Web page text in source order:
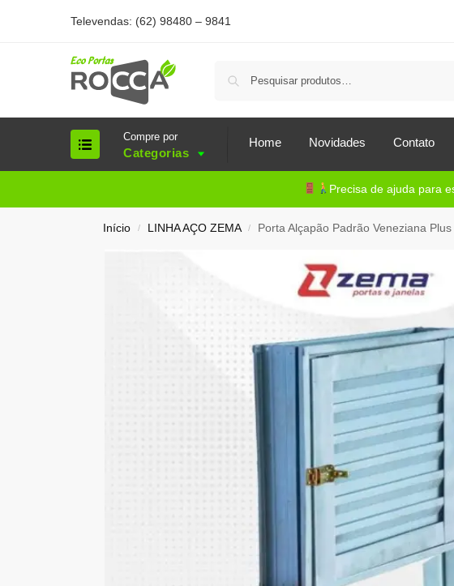
Televendas: (62) 98480 – 9841
Compre por
Categorias
Home Novidades Contato
Precisa de ajuda para
Início / LINHA AÇO ZEMA / Porta Alçapão Padrão Veneziana Plus